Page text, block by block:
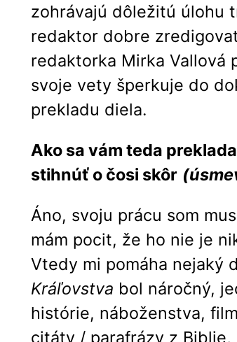
zohrávajú dôležitú úlohu
redaktor dobre
redaktorka Mirka Vallová
svoje vety šperkuje do
prekladu diela.
Ako sa vám teda
stihnúť o čosi skôr
Áno, svoju prácu som
mám pocit, že ho nie je
Vtedy mi pomáha nejaký
Kráľovstva bol náročný,
histórie, náboženstva,
citáty / parafrázy z